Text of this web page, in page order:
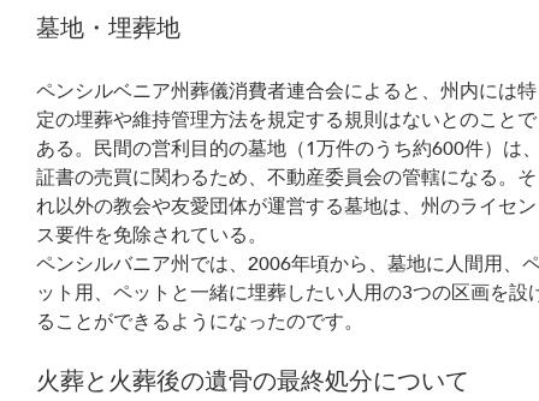
墓地・埋葬地
ペンシルベニア州葬儀消費者連合会によると、州内には特
定の埋葬や維持管理方法を規定する規則はないとのことで
ある。民間の営利目的の墓地（1万件のうち約600件）は
証書の売買に関わるため、不動産委員会の管轄になる。そ
れ以外の教会や友愛団体が運営する墓地は、州のライセン
ス要件を免除されている。
ペンシルバニア州では、2006年頃から、墓地に人間用、
ット用、ペットと一緒に埋葬したい人用の3つの区画を設
ることができるようになったのです。
火葬と火葬後の遺骨の最終処分について